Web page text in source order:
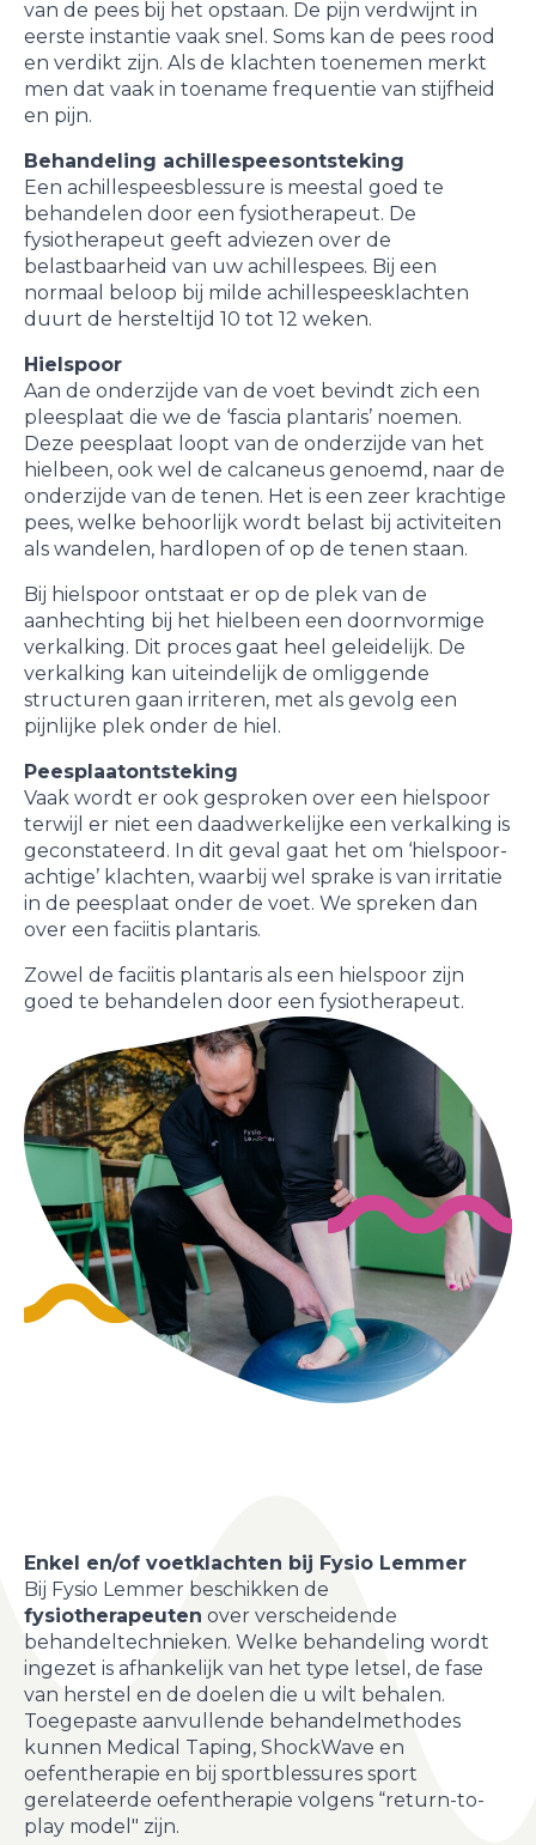
van de pees bij het opstaan. De pijn verdwijnt in
eerste instantie vaak snel. Soms kan de pees rood
en verdikt zijn. Als de klachten toenemen merkt
men dat vaak in toename frequentie van stijfheid
en pijn.
Behandeling achillespeesontsteking
Een achillespeesblessure is meestal goed te
behandelen door een fysiotherapeut. De
fysiotherapeut geeft adviezen over de
belastbaarheid van uw achillespees. Bij een
normaal beloop bij milde achillespeesklachten
duurt de hersteltijd 10 tot 12 weken.
Hielspoor
Aan de onderzijde van de voet bevindt zich een
pleesplaat die we de ‘fascia plantaris’ noemen.
Deze peesplaat loopt van de onderzijde van het
hielbeen, ook wel de calcaneus genoemd, naar de
onderzijde van de tenen. Het is een zeer krachtige
pees, welke behoorlijk wordt belast bij activiteiten
als wandelen, hardlopen of op de tenen staan.
Bij hielspoor ontstaat er op de plek van de
aanhechting bij het hielbeen een doornvormige
verkalking. Dit proces gaat heel geleidelijk. De
verkalking kan uiteindelijk de omliggende
structuren gaan irriteren, met als gevolg een
pijnlijke plek onder de hiel.
Peesplaatontsteking
Vaak wordt er ook gesproken over een hielspoor
terwijl er niet een daadwerkelijke een verkalking is
geconstateerd. In dit geval gaat het om ‘hielspoor-
achtige’ klachten, waarbij wel sprake is van irritatie
in de peesplaat onder de voet. We spreken dan
over een faciitis plantaris.
Zowel de faciitis plantaris als een hielspoor zijn
goed te behandelen door een fysiotherapeut.
Enkel en/of voetklachten bij Fysio Lemmer
Bij Fysio Lemmer beschikken de
fysiotherapeuten over verscheidende
behandeltechnieken. Welke behandeling wordt
ingezet is afhankelijk van het type letsel, de fase
van herstel en de doelen die u wilt behalen.
Toegepaste aanvullende behandelmethodes
kunnen Medical Taping, ShockWave en
oefentherapie en bij sportblessures sport
gerelateerde oefentherapie volgens “return-to-
play model" zijn.